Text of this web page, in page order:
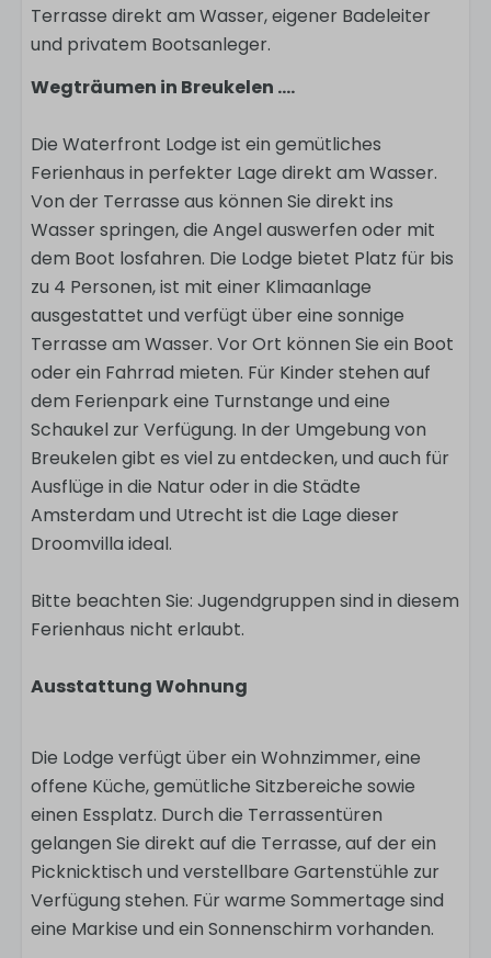
Terrasse direkt am Wasser, eigener Badeleiter
und privatem Bootsanleger.
Wegträumen in Breukelen ....
Die Waterfront Lodge ist ein gemütliches
Ferienhaus in perfekter Lage direkt am Wasser.
Von der Terrasse aus können Sie direkt ins
Wasser springen, die Angel auswerfen oder mit
dem Boot losfahren. Die Lodge bietet Platz für bis
zu 4 Personen, ist mit einer Klimaanlage
ausgestattet und verfügt über eine sonnige
Terrasse am Wasser. Vor Ort können Sie ein Boot
oder ein Fahrrad mieten. Für Kinder stehen auf
dem Ferienpark eine Turnstange und eine
Schaukel zur Verfügung. In der Umgebung von
Breukelen gibt es viel zu entdecken, und auch für
Ausflüge in die Natur oder in die Städte
Amsterdam und Utrecht ist die Lage dieser
Droomvilla ideal.
Bitte beachten Sie: Jugendgruppen sind in diesem
Ferienhaus nicht erlaubt.
Ausstattung Wohnung
Die Lodge verfügt über ein Wohnzimmer, eine
offene Küche, gemütliche Sitzbereiche sowie
einen Essplatz. Durch die Terrassentüren
gelangen Sie direkt auf die Terrasse, auf der ein
Picknicktisch und verstellbare Gartenstühle zur
Verfügung stehen. Für warme Sommertage sind
eine Markise und ein Sonnenschirm vorhanden.